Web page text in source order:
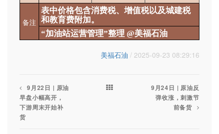
备注
表中价格包含消费税、增值税以及城建税
和教育费附加。
“加油站运营管理”整理 @美福石油
美福石油 / 2025-09-23 08:29:16
9月22日 | 原油
早盘小幅高开，
下游周末开始补
货
9月24日 | 原油反
弹收涨，刺激节
前备货